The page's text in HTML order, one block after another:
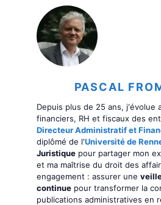
PASCAL
Depuis plus de 25 ans,
financiers, RH et fiscaux des
Directeur Administratif et
diplômé de l'Université de
Juristique pour partager mon
et ma maîtrise du droit des
engagement : assurer une
continue pour transformer la
publications administratives en